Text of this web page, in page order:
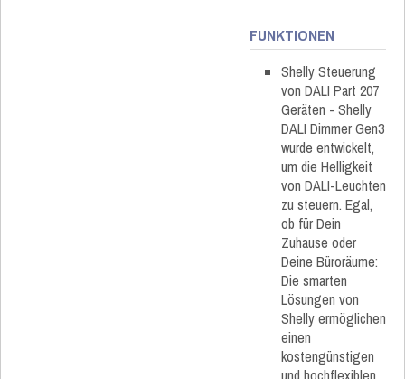
FUNKTIONEN
Shelly Steuerung
von DALI Part 207
Geräten - Shelly
DALI Dimmer Gen3
wurde entwickelt,
um die Helligkeit
von DALI-Leuchten
zu steuern. Egal,
ob für Dein
Zuhause oder
Deine Büroräume:
Die smarten
Lösungen von
Shelly ermöglichen
einen
kostengünstigen